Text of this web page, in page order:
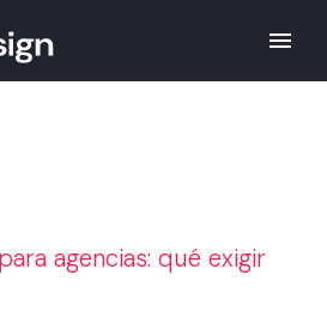
agencias: qué exigir